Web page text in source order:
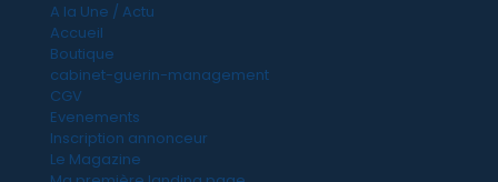
A la Une / Actu
Accueil
Boutique
cabinet-guerin-management
CGV
Evenements
Inscription annonceur
Le Magazine